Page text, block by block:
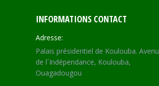
INFORMATIONS CONTACT
Adresse:
Palais présidentiel de Koulouba.
de l´Indépendance, Koulouba,
Ouagadougou